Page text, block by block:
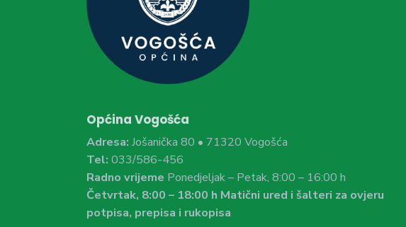
Općina Vogošća
Adresa: Jošanička 80 • 71320 Vogošća
Tel: 033/586-456
Radno vrijeme Ponedjeljak – Petak, 8:00 – 16:00 h
Četvrtak, 8:00 – 18:00 h Matični ured i šalteri za ovjeru
potpisa, prepisa i rukopisa